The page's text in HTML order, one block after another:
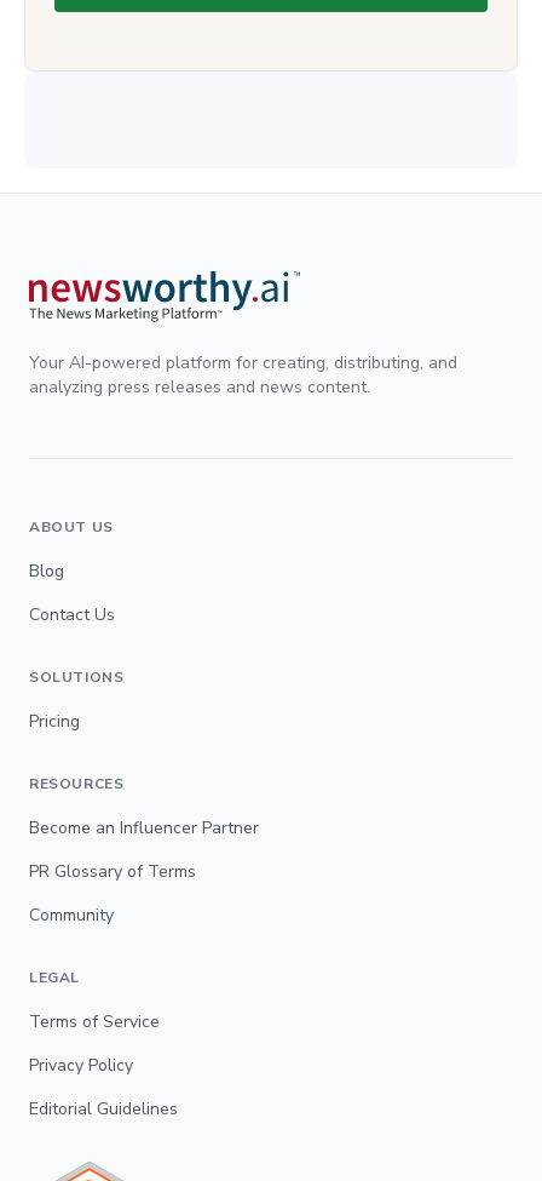
Your AI-powered platform for creating, distributing, and
analyzing press releases and news content.
ABOUT US
Blog
Contact Us
SOLUTIONS
Pricing
RESOURCES
Become an Influencer Partner
PR Glossary of Terms
Community
LEGAL
Terms of Service
Privacy Policy
Editorial Guidelines